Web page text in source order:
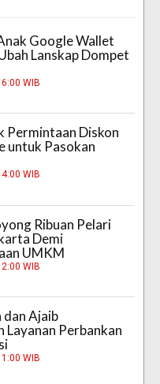
Google Wallet
Lanskap Dompet
WIB
Permintaan Diskon
untuk Pasokan
WIB
Ribuan Pelari
Demi
UMKM
WIB
dan Ajaib
Layanan Perbankan
WIB